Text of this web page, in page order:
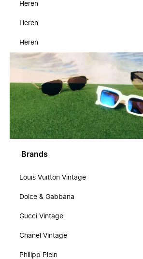
Heren
Heren
Heren
Brands
Louis Vuitton Vintage
Dolce & Gabbana
Gucci Vintage
Chanel Vintage
Philipp Plein